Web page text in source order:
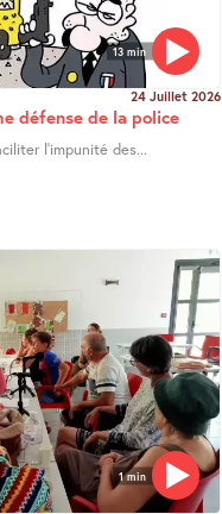
13 min
24 Juillet 2026
défense de la police
l’impunité des...
1 min